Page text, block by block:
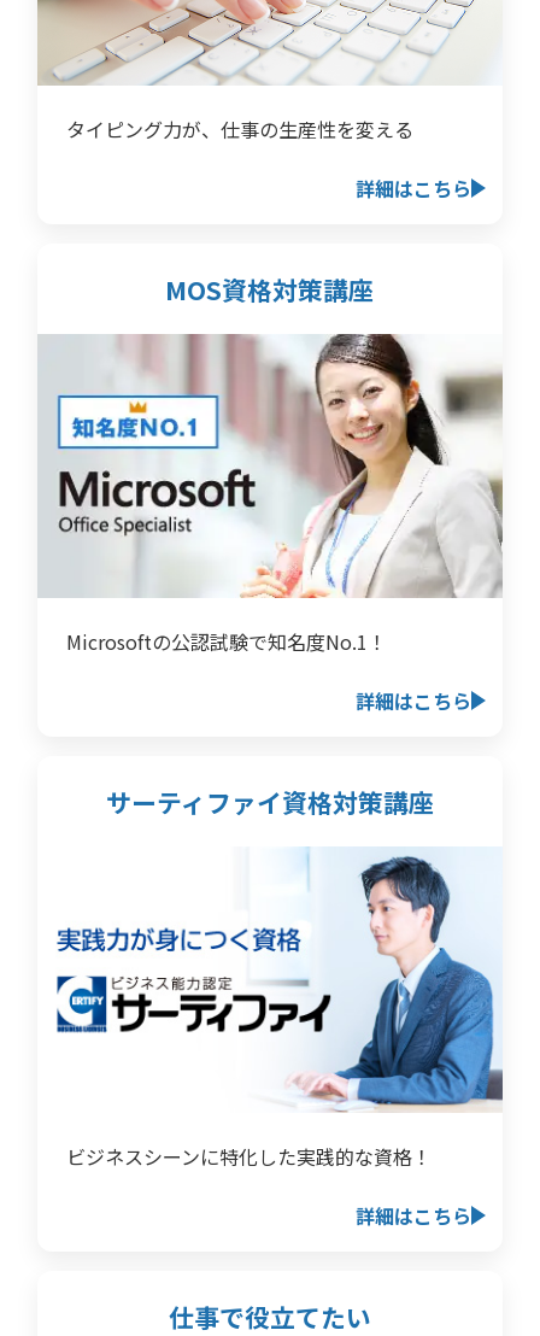
タイピング力が、仕事の生産性を変える
詳細はこちら
MOS資格対策講座
Microsoftの公認試験で知名度No.1！
詳細はこちら
サーティファイ資格対策講座
ビジネスシーンに特化した実践的な資格！
詳細はこちら
仕事で役立てたい